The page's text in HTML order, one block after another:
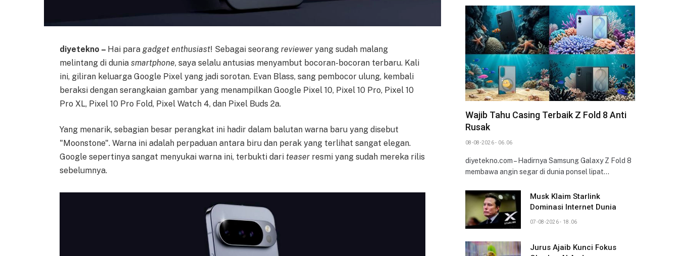
diyetekno – Hai para gadget enthusiast! Sebagai seorang revieweryang sudah malang
melintang di dunia smartphone, saya selalu antusias menyambut bocoran-bocoran terbaru. Kali
ini, giliran keluarga Google Pixel yang jadi sorotan. Evan Blass, sang pembocor ulung, kembali
beraksi dengan serangkaian gambar yang menampilkan Google Pixel 10, Pixel 10 Pro, Pixel 10
Pro XL, Pixel 10 Pro Fold, Pixel Watch 4, dan Pixel Buds 2a.
Yang menarik, sebagian besar perangkat ini hadir dalam balutan warna baru yang disebut
"Moonstone". Warna ini adalah perpaduan antara biru dan perak yang terlihat sangat elegan.
Google sepertinya sangat menyukai warna ini, terbukti dari teaserresmi yang sudah mereka rilis
sebelumnya.
Wajib Tahu Casing Terbaik Z Fold 8 Anti
Rusak
08-08-2026 - 06.06
diyetekno.com – Hadirnya Samsung Galaxy Z Fold 8
membawa angin segar di dunia ponsel lipat…
Musk Klaim Starlink
Dominasi Internet Dunia
07-08-2026 - 18.06
Jurus Ajaib Kunci Fokus